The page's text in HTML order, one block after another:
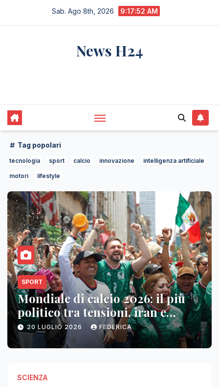
Sab. Ago 8th, 2026 9:17:54 AM
News H24
Tag popolari
tecnologia sport calcio innovazione intelligenza artificiale
motori lifestyle
SCIENZA
India spazio privati: nuova corsa
tecnologica
20 LUGLIO 2026 CLAUDIA
SCIENZA